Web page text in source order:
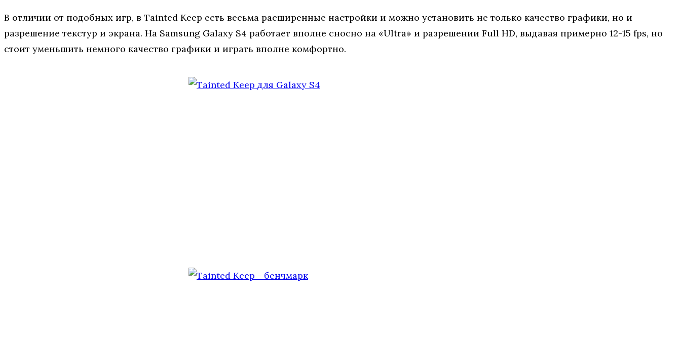
В отличии от подобных игр, в Tainted Keep есть весьма расширенные настройки и можно установить не только качество графики, но и
разрешение текстур и экрана. На Samsung Galaxy S4 работает вполне сносно на «Ultra» и разрешении Full HD, выдавая примерно 12-15 fps, но
стоит уменьшить немного качество графики и играть вполне комфортно.